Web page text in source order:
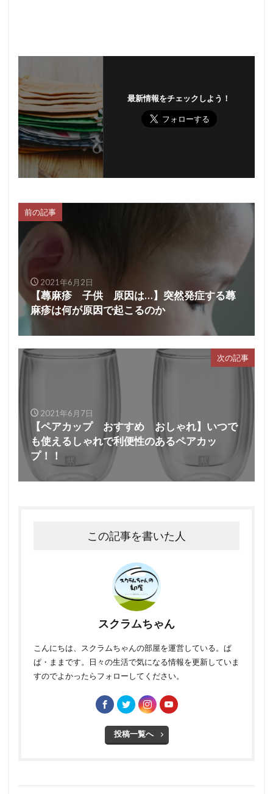
最新情報をチェックしよう！
前の記事
2021年6月2日
【蕁麻疹 子供 原因は…】突然発症する蕁
麻疹は何が原因で起こるのか
次の記事
2021年6月7日
【ペアカップ おすすめ おしゃれ】いつで
も使えるしゃれで利便性のあるペアカッ
プ！！
この記事を書いた人
スクラムちゃん
こんにちは、スクラムちゃんの部屋を運営している。ぱ
ぱ・ままです。日々の生活で気になる情報を更新していま
すのでよかったらフォローしてください。
投稿一覧へ